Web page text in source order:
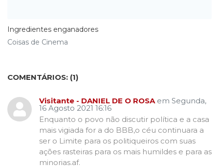
Ingredientes enganadores
Coisas de Cinema
COMENTÁRIOS: 1
Visitante - DANIEL DE O ROSAem Segunda,
16 Agosto 2021 16:16
Enquanto o povo não discutir política e a casa
mais vigiada for a do BBB,o céu continuara a
ser o Limite para os politiqueiros com suas
ações rasteiras para os mais humildes e para as
minorias.af.